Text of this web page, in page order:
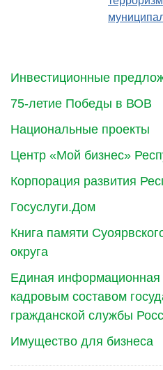
Инвестиционные
75-летие Победы в ВОВ
Национальные проекты
Центр «Мой бизнес»
Корпорация развития
Госуслуги.Дом
Книга памяти
округа
Единая информационная
кадровым составом
гражданской службы
Имущество для бизнеса